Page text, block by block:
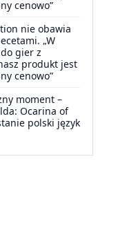
cenowo”
nie obawia
„W
gier z
produkt jest
cenowo”
moment –
Ocarina of
polski język